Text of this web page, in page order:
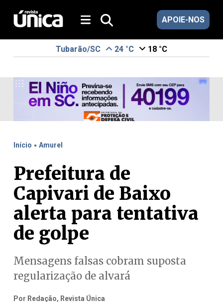
APOIE-NOS
Tubarão/SC 24 °C 18 °C
Início . Amurel
Prefeitura de
Capivari de Baixo
alerta para tentativa
de golpe
Mensagens falsas cobram suposta
regularização de alvará
Por Redação, Revista Única